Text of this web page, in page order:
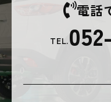
電話
TEL.